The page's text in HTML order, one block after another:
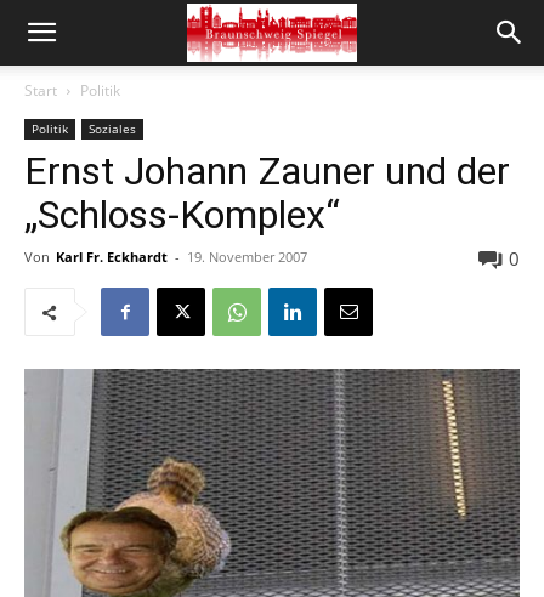
Start Politik
Politik Soziales
Ernst Johann Zauner und der
„Schloss-Komplex“
Von Karl Fr. Eckhardt - 19. November 2007 0